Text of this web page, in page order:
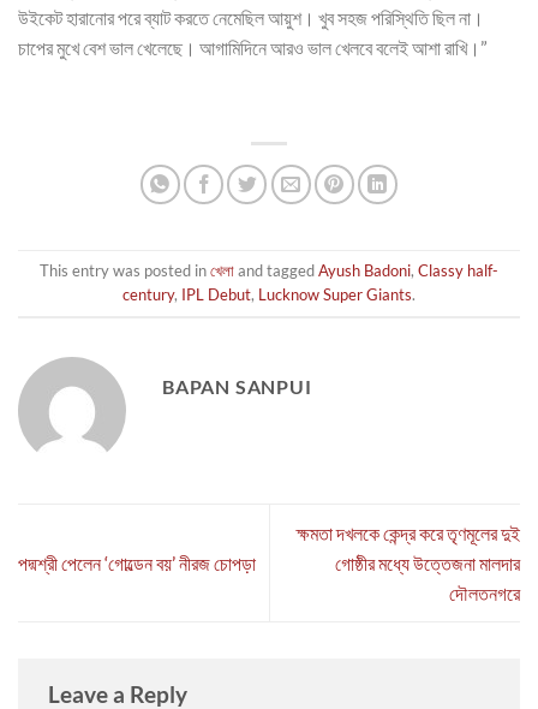
উইকেট হারানোর পরে ব্যাট করতে নেমেছিল আয়ুশ। খুব সহজ পরিস্থিতি ছিল না।
চাপের মুখে বেশ ভাল খেলেছে। আগামিদিনে আরও ভাল খেলবে বলেই আশা রাখি।”
This entry was posted inখেলাand taggedAyush Badoni, Classy half-
century, IPL Debut, Lucknow Super Giants.
BAPAN SANPUI
পদ্মশ্রী পেলেন ‘গোল্ডেন বয়’ নীরজ চোপড়া
ক্ষমতা দখলকে কেন্দ্র করে তৃণমূলের দুই
গোষ্ঠীর মধ্যে উত্তেজনা মালদার
দৌলতনগরে
Leave a Reply